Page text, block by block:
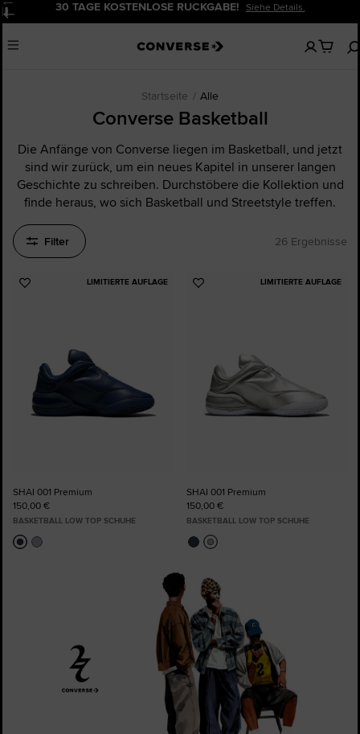
Pause 20% RABATT FÜR NEUKUND: INNEN. Jetzt Anmelden!
Menu
Keine
artikel
Startseite Alle
Converse Basketball
Die Anfänge von Converse liegen im Basketball, und jetzt
sind wir zurück, um ein neues Kapitel in unserer langen
Geschichte zu schreiben. Durchstöbere die Kollektion und
finde heraus, wo sich Basketball und Streetstyle treffen.
Filter 26 Ergebnisse
LIMITIERTE AUFLAGE
Zu
SHAI 001 Premium
150,00 €
BASKETBALL LOW TOP SCHUHE
LIMITIERTE AUFLAGE
Zu
SHAI 001 Premium
150,00 €
BASKETBALL LOW TOP SCHUHE